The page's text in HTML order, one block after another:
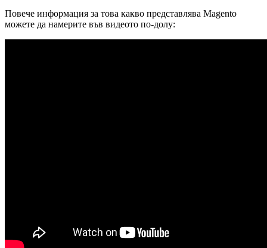
Повече информация за това какво представлява Magento
можете да намерите във видеото по-долу: